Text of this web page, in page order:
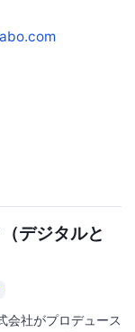
デジタルと
会社がプロデュース